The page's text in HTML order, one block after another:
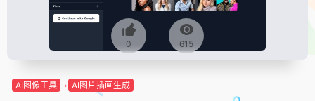
0 615
AI图像工具 AI图片插画生成